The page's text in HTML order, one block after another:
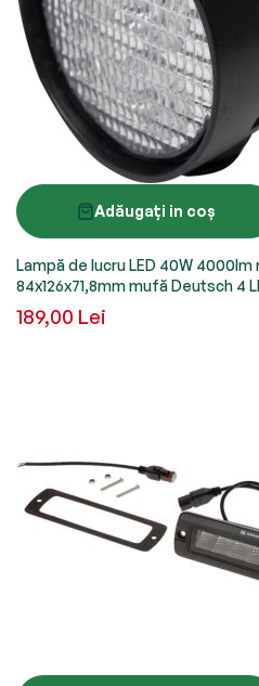
Adăugați in coș
Lampă de lucru LED 40W 4000lm
84x126x71,8mm mufă Deutsch 4
189,00 Lei